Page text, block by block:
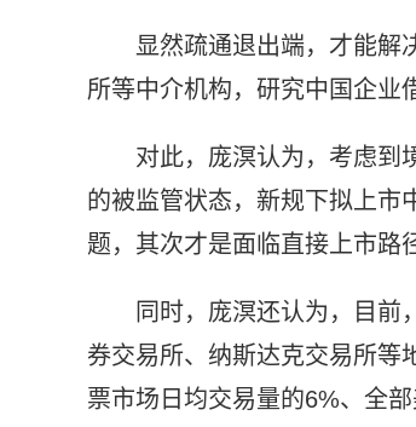
显然疏通退出端，才能解
所等中介机构，研究中国企业
对此，庞溟认为，考虑到
的被监管状态，新规下拟上市
题，其次才是面临直接上市路
同时，庞溟还认为，目前
券交易所、纳斯达克交易所等
票市场日均交易量的6%、全